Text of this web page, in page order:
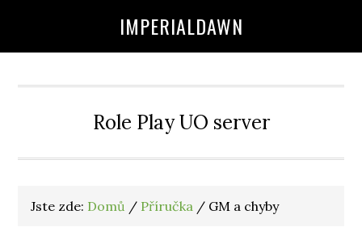
IMPERIALDAWN
Role Play UO server
Jste zde: Domů / Příručka / GM a chyby